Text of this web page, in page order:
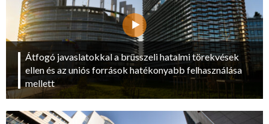
Átfogó javaslatokkal a brüsszeli hatalmi törekvések
ellen és az uniós források hatékonyabb felhasználása
mellett